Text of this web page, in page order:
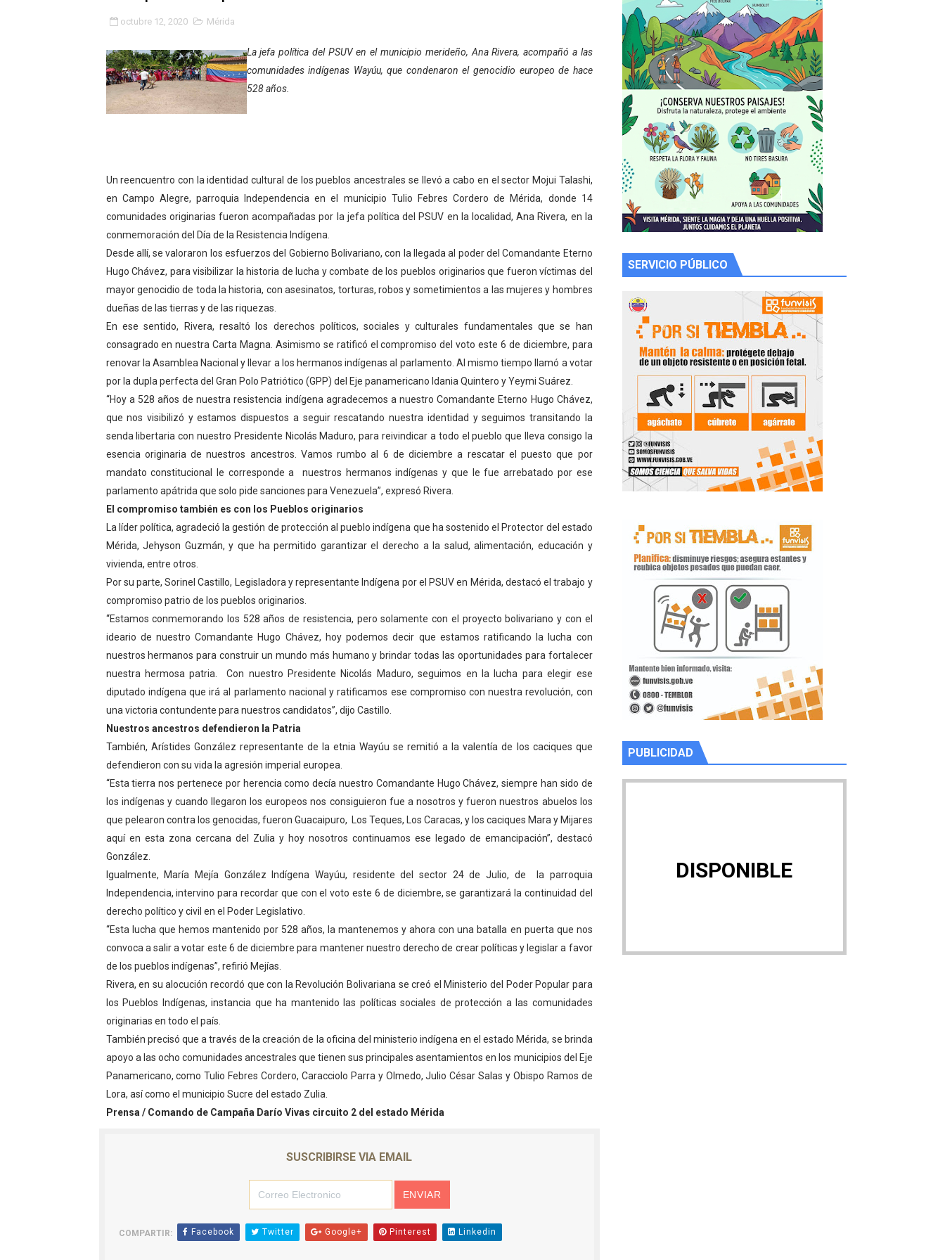
Encuentro estadal fortalece la coordinación de políticas sociales en Mérida
Gobernador Arnaldo Sánchez apadrina a más de 993 nuevos bachilleres de Mérida
Venezuela instala su primer detector de astropartículas en los Andes
Consolidan planificación técnica en el Complejo Educativo de Talento Deportivo
Gobernación de Mérida instalará mesa de trabajo con educadores jubilados
Niños merideños potencian su talento en plan vacacional integral
Fundecem ofrece taller de bordado en punto de cruz
Gobierno bolivariano avanza en la transformación del hospital Sor Juana Inés
Niños merideños aprenden sobre gaita de tambora con Fundecem
Hospital universitario muestra sus avances en visita del Consejo Legislativo
Instituto Nacional de Nutrición celebra Semana Internacional de la Lactancia Materna
Gobernación de Mérida fortalece el desarrollo productivo en Rangel
Corposalud inició talleres para aspirantes al curso de Emergencia Prehospitalaria
NN-Mérida celebró el Lacto grado para promover el inicio de una vida saludable
octubre 12, 2020 Mérida
La jefa política del PSUV en el municipio merideño, Ana Rivera, acompañó a las
comunidades indígenas Wayúu, que condenaron el genocidio europeo de hace
528 años.
Un reencuentro con la identidad cultural de los pueblos ancestrales se llevó a cabo en el sector Mojui Talashi,
en Campo Alegre, parroquia Independencia en el municipio Tulio Febres Cordero de Mérida, donde 14
comunidades originarias fueron acompañadas por la jefa política del PSUV en la localidad, Ana Rivera, en la
conmemoración del Día de la Resistencia Indígena.
Desde allí, se valoraron los esfuerzos del Gobierno Bolivariano, con la llegada al poder del Comandante Eterno
Hugo Chávez, para visibilizar la historia de lucha y combate de los pueblos originarios que fueron víctimas del
mayor genocidio de toda la historia, con asesinatos, torturas, robos y sometimientos a las mujeres y hombres
dueñas de las tierras y de las riquezas.
En ese sentido, Rivera, resaltó los derechos políticos, sociales y culturales fundamentales que se han
consagrado en nuestra Carta Magna. Asimismo se ratificó el compromiso del voto este 6 de diciembre, para
renovar la Asamblea Nacional y llevar a los hermanos indígenas al parlamento. Al mismo tiempo llamó a votar
por la dupla perfecta del Gran Polo Patriótico (GPP) del Eje panamericano Idania Quintero y Yeymi Suárez.
“Hoy a 528 años de nuestra resistencia indígena agradecemos a nuestro Comandante Eterno Hugo Chávez,
que nos visibilizó y estamos dispuestos a seguir rescatando nuestra identidad y seguimos transitando la
senda libertaria con nuestro Presidente Nicolás Maduro, para reivindicar a todo el pueblo que lleva consigo la
esencia originaria de nuestros ancestros. Vamos rumbo al 6 de diciembre a rescatar el puesto que por
mandato constitucional le corresponde a nuestros hermanos indígenas y que le fue arrebatado por ese
parlamento apátrida que solo pide sanciones para Venezuela”, expresó Rivera.
El compromiso también es con los Pueblos originarios
La líder política, agradeció la gestión de protección al pueblo indígena que ha sostenido el Protector del estado
Mérida, Jehyson Guzmán, y que ha permitido garantizar el derecho a la salud, alimentación, educación y
vivienda, entre otros.
Por su parte, Sorinel Castillo, Legisladora y representante Indígena por el PSUV en Mérida, destacó el trabajo y
compromiso patrio de los pueblos originarios.
“Estamos conmemorando los 528 años de resistencia, pero solamente con el proyecto bolivariano y con el
ideario de nuestro Comandante Hugo Chávez, hoy podemos decir que estamos ratificando la lucha con
nuestros hermanos para construir un mundo más humano y brindar todas las oportunidades para fortalecer
nuestra hermosa patria. Con nuestro Presidente Nicolás Maduro, seguimos en la lucha para elegir ese
diputado indígena que irá al parlamento nacional y ratificamos ese compromiso con nuestra revolución, con
una victoria contundente para nuestros candidatos”, dijo Castillo.
Nuestros ancestros defendieron la Patria
También, Arístides González representante de la etnia Wayúu se remitió a la valentía de los caciques que
defendieron con su vida la agresión imperial europea.
“Esta tierra nos pertenece por herencia como decía nuestro Comandante Hugo Chávez, siempre han sido de
los indígenas y cuando llegaron los europeos nos consiguieron fue a nosotros y fueron nuestros abuelos los
que pelearon contra los genocidas, fueron Guacaipuro, Los Teques, Los Caracas, y los caciques Mara y Mijares
aquí en esta zona cercana del Zulia y hoy nosotros continuamos ese legado de emancipación”, destacó
González.
Igualmente, María Mejía González Indígena Wayúu, residente del sector 24 de Julio, de la parroquia
Independencia, intervino para recordar que con el voto este 6 de diciembre, se garantizará la continuidad del
derecho político y civil en el Poder Legislativo.
“Esta lucha que hemos mantenido por 528 años, la mantenemos y ahora con una batalla en puerta que nos
convoca a salir a votar este 6 de diciembre para mantener nuestro derecho de crear políticas y legislar a favor
de los pueblos indígenas”, refirió Mejías.
Rivera, en su alocución recordó que con la Revolución Bolivariana se creó el Ministerio del Poder Popular para
los Pueblos Indígenas, instancia que ha mantenido las políticas sociales de protección a las comunidades
originarias en todo el país.
También precisó que a través de la creación de la oficina del ministerio indígena en el estado Mérida, se brinda
apoyo a las ocho comunidades ancestrales que tienen sus principales asentamientos en los municipios del Eje
Panamericano, como Tulio Febres Cordero, Caracciolo Parra y Olmedo, Julio César Salas y Obispo Ramos de
Lora, así como el municipio Sucre del estado Zulia.
Prensa / Comando de Campaña Darío Vivas circuito 2 del estado Mérida
SUSCRIBIRSE VIA EMAIL
COMPARTIR: Facebook Twitter Google+ Pinterest Linkedin
SERVICIO PÚBLICO
PUBLICIDAD
DISPONIBLE